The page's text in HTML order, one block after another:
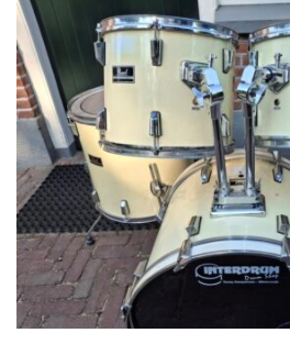
ACCESSOIRES
ONLINE SALE
DRUMSCHOOL
CONTACT